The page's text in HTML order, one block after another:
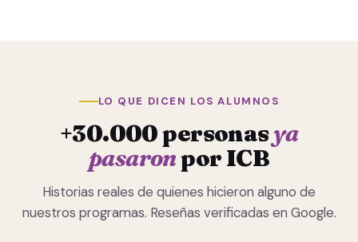
LO QUE DICEN LOS ALUMNOS
+30.000 personasya
pasaronpor ICB
Historias reales de quienes hicieron alguno de
nuestros programas. Reseñas verificadas en Google.